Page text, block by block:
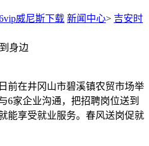
威尼斯下载 新闻中心> 吉安时
身边
前在井冈山市碧溪镇农贸市场举
6家企业沟通，把招聘岗位送到
能享受就业服务。春风送岗促就